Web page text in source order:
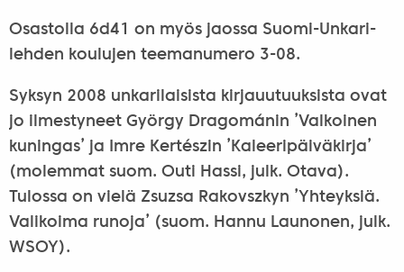
Osastolla 6d41 on myös jaossa Suomi-Unkari-
lehden koulujen teemanumero 3-08.
Syksyn 2008 unkarilaisista kirjauutuuksista ovat
jo ilmestyneet György Dragománin ’Valkoinen
kuningas’ ja Imre Kertészin ’Kaleeripäiväkirja’
(molemmat suom. Outi Hassi, julk. Otava).
Tulossa on vielä Zsuzsa Rakovszkyn ’Yhteyksiä.
Valikoima runoja’ (suom. Hannu Launonen, julk.
WSOY).